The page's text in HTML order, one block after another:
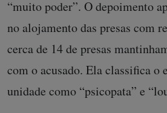
“muito poder”. O depoimento
no alojamento das presas com
cerca de 14 de presas
com o acusado. Ela classifica o
unidade como “psicopata” e